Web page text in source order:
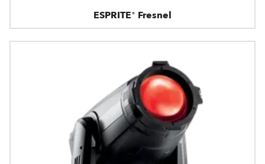
ESPRITE® Fresnel